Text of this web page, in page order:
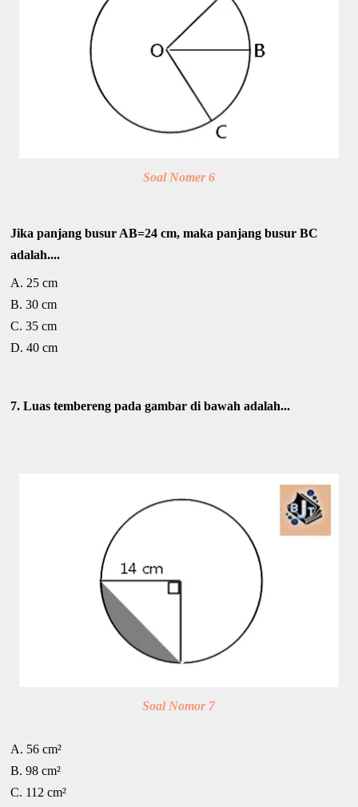
Soal Nomer 6
Jika panjang busur AB=24 cm, maka panjang busur BC
adalah....
A. 25 cm
B. 30 cm
C. 35 cm
D. 40 cm
7. Luas tembereng pada gambar di bawah adalah...
Soal Nomor 7
A. 56 cm²
B. 98 cm²
C. 112 cm²